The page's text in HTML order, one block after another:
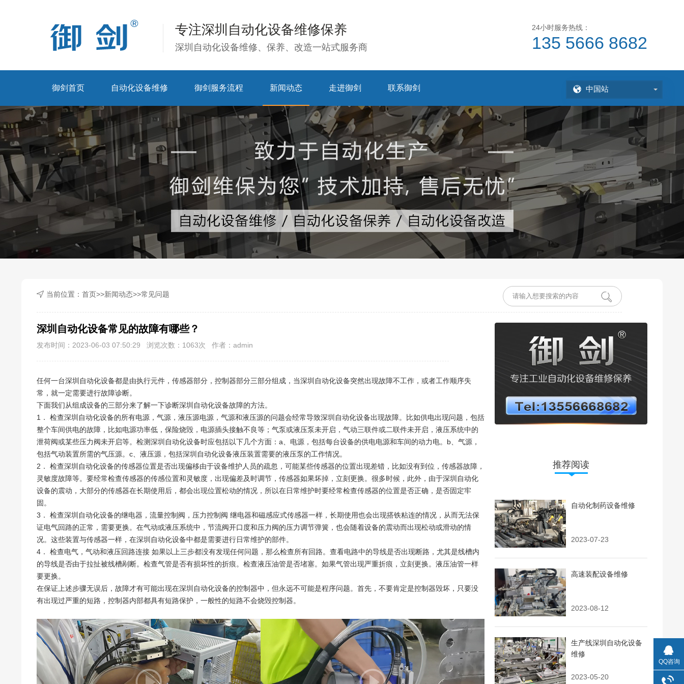
专注深圳自动化设备维修保养
深圳自动化设备维修、保养、改造一站式服务商
24小时服务热线：
135 5666 8682
御剑首页 自动化设备维修 御剑服务流程 新闻动态 走进御剑 联系御剑 中国站
当前位置： 首页>>新闻动态>>常见问题
深圳自动化设备常见的故障有哪些？
发布时间：2023-06-03 07:50:29 浏览次数： 1063次 作者：admin
任何一台深圳自动化设备都是由执行元件，传感器部分，控制器部分三部分组成，当深圳自动化设备突然出现故障不工作，或者工作顺序失
常，就一定需要进行故障诊断。
下面我们从组成设备的三部分来了解一下诊断深圳自动化设备故障的方法。
1． 检查深圳自动化设备的所有电源，气源，液压源电源，气源和液压源的问题会经常导致深圳自动化设备出现故障。比如供电出现问题，包括
整个车间供电的故障，比如电源功率低，保险烧毁，电源插头接触不良等；气泵或液压泵未开启，气动三联件或二联件未开启，液压系统中的
泄荷阀或某些压力阀未开启等。检测深圳自动化设备时应包括以下几个方面：a、电源，包括每台设备的供电电源和车间的动力电。b、气源，
包括气动装置所需的气压源。c、液压源，包括深圳自动化设备液压装置需要的液压泵的工作情况。
2． 检查深圳自动化设备的传感器位置是否出现偏移由于设备维护人员的疏忽，可能某些传感器的位置出现差错，比如没有到位，传感器故障，
灵敏度故障等。要经常检查传感器的传感位置和灵敏度，出现偏差及时调节，传感器如果坏掉，立刻更换。很多时候，此外，由于深圳自动化
设备的震动，大部分的传感器在长期使用后，都会出现位置松动的情况，所以在日常维护时要经常检查传感器的位置是否正确，是否固定牢
固。
3． 检查深圳自动化设备的继电器，流量控制阀，压力控制阀 继电器和磁感应式传感器一样，长期使用也会出现搭铁粘连的情况，从而无法保
证电气回路的正常，需要更换。在气动或液压系统中，节流阀开口度和压力阀的压力调节弹簧，也会随着设备的震动而出现松动或滑动的情
况。这些装置与传感器一样，在深圳自动化设备中都是需要进行日常维护的部件。
4． 检查电气，气动和液压回路连接 如果以上三步都没有发现任何问题，那么检查所有回路。查看电路中的导线是否出现断路，尤其是线槽内
的导线是否由于拉扯被线槽剐断。检查气管是否有损坏性的折痕。检查液压油管是否堵塞。如果气管出现严重折痕，立刻更换。液压油管一样
要更换。
在保证上述步骤无误后，故障才有可能出现在深圳自动化设备的控制器中，但永远不可能是程序问题。首先，不要肯定是控制器毁坏，只要没
有出现过严重的短路，控制器内部都具有短路保护，一般性的短路不会烧毁控制器。
推荐阅读
自动化制药设备维修
2023-07-23
高速装配设备维修
2023-08-12
生产线深圳自动化设备
维修
2023-05-20
QQ咨询